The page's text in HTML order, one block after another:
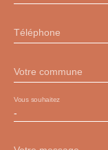
Téléphone
Votre commune
-
Vous souhaitez